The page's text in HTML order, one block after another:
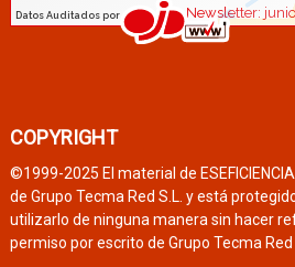
COPYRIGHT
©1999-2025 El material de
de Grupo Tecma Red S.L. y está
utilizarlo de ninguna manera sin hacer
permiso por escrito de Grupo Tecma Red